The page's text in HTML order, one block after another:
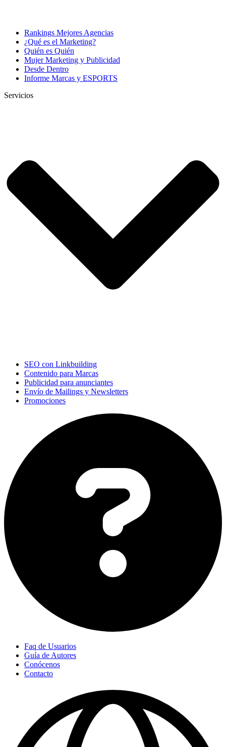
Rankings Mejores Agencias
¿Qué es el Marketing?
Quién es Quién
Mujer Marketing y Publicidad
Desde Dentro
Informe Marcas y ESPORTS
Servicios
SEO con Linkbuilding
Contenido para Marcas
Publicidad para anunciantes
Envío de Mailings y Newsletters
Promociones
Faq de Usuarios
Guía de Autores
Conócenos
Contacto